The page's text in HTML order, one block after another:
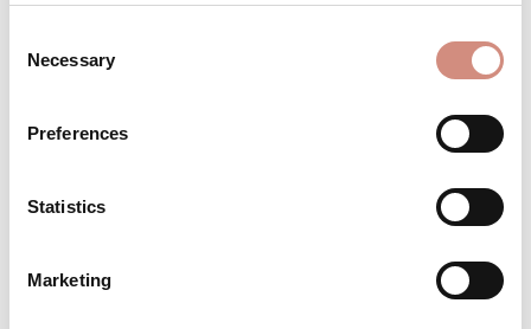
Selection
Necessary
Preferences
Statistics
Marketing
Für Zwillinge / Tandemtragen als zweiten
Außenseite: 100% reiner Wollwalk
BEWERTUNGEN